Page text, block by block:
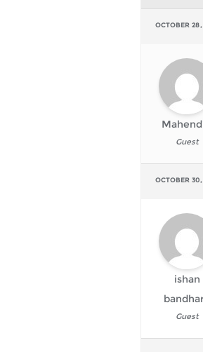
OCTOBER 28,
Guest
OCTOBER
ishan
Guest